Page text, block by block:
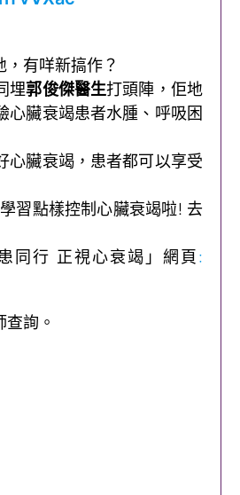
有咩新搞作？
埋郭俊傑醫生打頭陣，佢地
心臟衰竭患者水腫、呼吸困
心臟衰竭，患者都可以享受
習點樣控制心臟衰竭啦! 去
同行 正視心衰竭」網頁:
詢。